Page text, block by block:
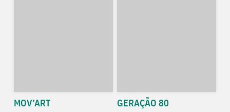
MOV’ART GERAÇÃO 80